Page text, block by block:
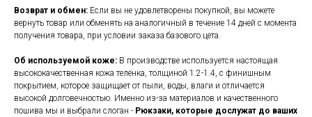
Возврат и обмен: Если вы не удовлетворены покупкой, вы можете
вернуть товар или обменять на аналогичный в течение 14 дней с момента
получения товара, при условии заказа базового цета.
Об используемой коже: В производстве используется настоящая
высококачественная кожа телёнка, толщиной 1.2-1.4, с финишным
покрытием, которое защищает от пыли, воды, влаги и отличается
высокой долговечностью. Именно из-за материалов и качественного
пошива мы и выбрали слоган - Рюкзаки, которые дослужат до ваших